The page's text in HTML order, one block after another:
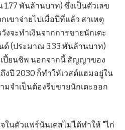
พันล้านบาท) ซึ่งเป็นตัวเลข
ขาจ่ายไปเมื่อปีที่แล้ว สาเหตุ
งจะทำเงินจากการขายนักเตะ
ด์ (ประมาณ 3.33 พันล้านบาท)
ปี้ยนชิพ นอกจากนี้ สัญญาของ
งปี 2030 ก็ทำให้เวสต์แฮมอยู่ใน
จำเป็นต้องรีบขายนักเตะออก
นตัวแฟร์นันเดสไม่ได้ทำให้ "ไก่